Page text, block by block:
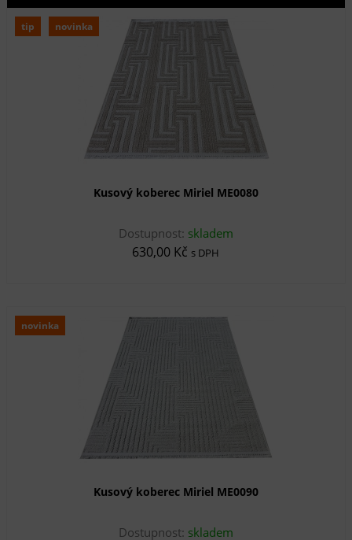
tip novinka
Kusový koberec Miriel ME0080
Dostupnost: skladem
630,00 Kč s DPH
novinka
Kusový koberec Miriel ME0090
Dostupnost: skladem